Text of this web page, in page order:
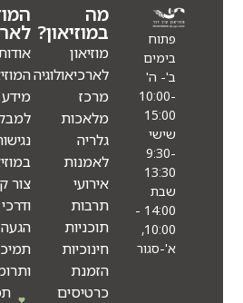
מה
במוזיאון?
מוזיאון
לארכיאולוגיה
מרכז
מלאכות
גלריה
לאמנות
אירועי
תרבות
תוכניות
חינוכיות
המוזיאון
אודות
המוזיאון
מידע
למבקרים
נגישות
במוזיאון
צור קשר
ודרכי
הגעה
תמיכות
ותרומות
תמכו